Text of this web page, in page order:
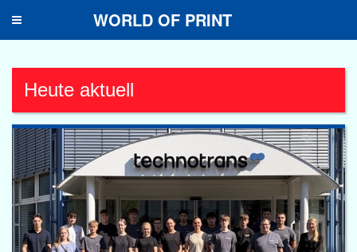
Toggle
WORLD OF PRINT
Heute aktuell